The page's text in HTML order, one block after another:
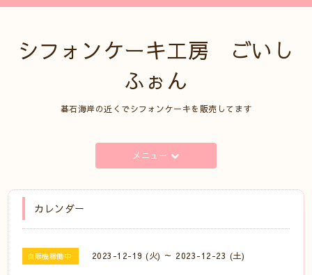
シフォンケーキ工房 ごいし
ふぉん
碁石海岸の近くでシフォンケーキを販売してます
メニュー
カレンダー
自販機稼働中 2023-12-19 (火) ～ 2023-12-23 (土)